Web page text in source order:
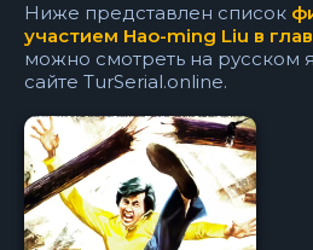
Ниже представлен список
участием Hao-ming Liu в
можно смотреть на русском
сайте TurSerial.online.